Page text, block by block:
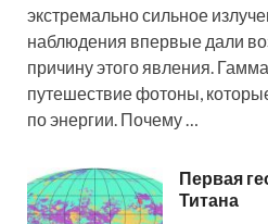
экстремально сильное
наблюдения впервые дали
причину этого явления.
путешествие фотоны,
по энергии. Почему …
Первая
Титана